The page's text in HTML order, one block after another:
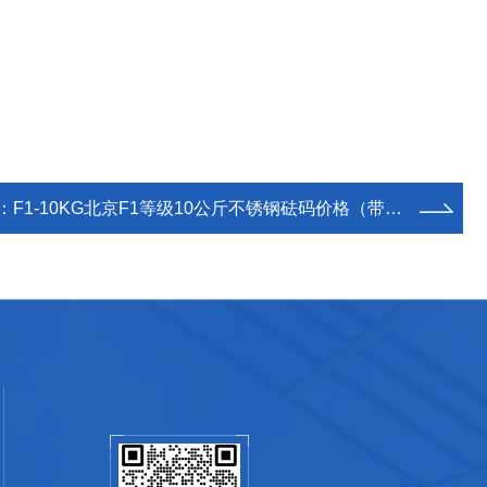
F1-10KG北京F1等级10公斤不锈钢砝码价格（带铝盒包装）